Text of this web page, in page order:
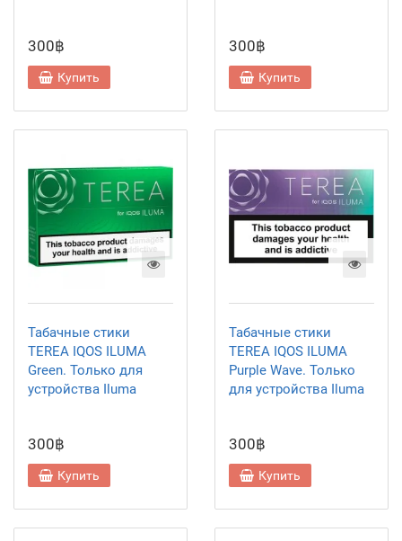
300฿
Купить
300฿
Купить
Табачные стики
TEREA IQOS ILUMA
Green. Только для
устройства Iluma
300฿
Купить
Табачные стики
TEREA IQOS ILUMA
Purple Wave. Только
для устройства Iluma
300฿
Купить